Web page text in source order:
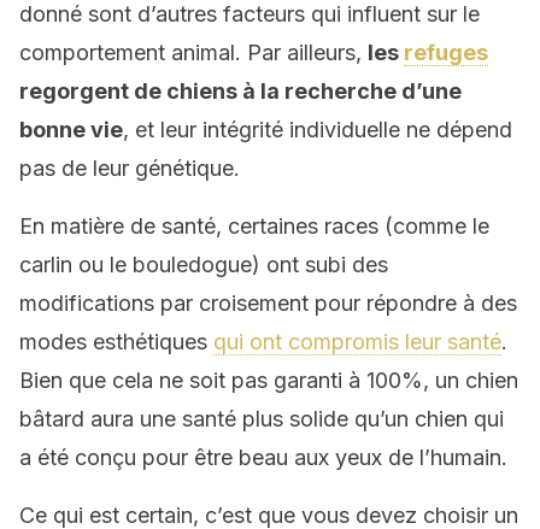
donné sont d’autres facteurs qui influent sur le
comportement animal. Par ailleurs, les refuges
regorgent de chiens à la recherche d’une
bonne vie, et leur intégrité individuelle ne dépend
pas de leur génétique.
En matière de santé, certaines races (comme le
carlin ou le bouledogue) ont subi des
modifications par croisement pour répondre à des
modes esthétiques qui ont compromis leur santé.
Bien que cela ne soit pas garanti à 100%, un chien
bâtard aura une santé plus solide qu’un chien qui
a été conçu pour être beau aux yeux de l’humain.
Ce qui est certain, c’est que vous devez choisir un